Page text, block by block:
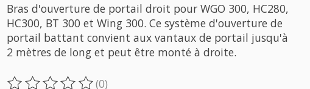
Bras d'ouverture de portail droit pour WGO 300, HC280,
HC300, BT 300 et Wing 300. Ce système d'ouverture de
portail battant convient aux vantaux de portail jusqu'à
2 mètres de long et peut être monté à droite.
(0)